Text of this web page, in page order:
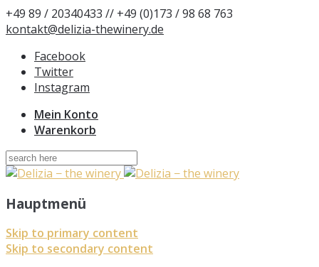
+49 89 / 20340433 // +49 (0)173 / 98 68 763
kontakt@delizia-thewinery.de
Facebook
Twitter
Instagram
Mein Konto
Warenkorb
Suchen
nach:
Hauptmenü
Skip to primary content
Skip to secondary content